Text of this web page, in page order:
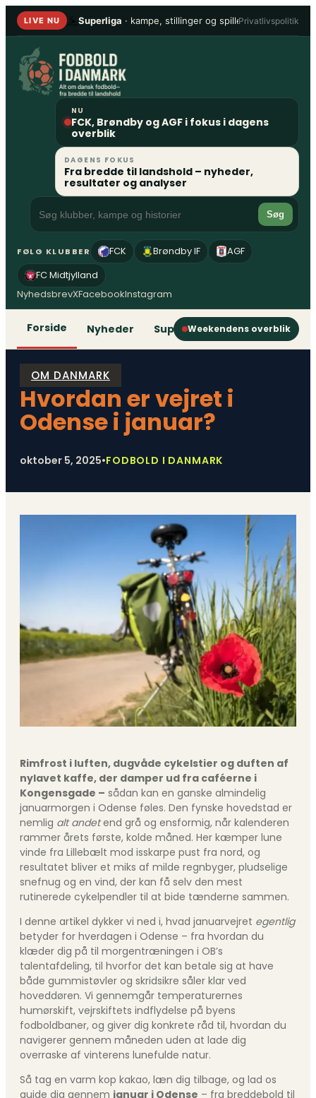
Spring
LIVE NU Superliga · kampe, stillinger og spillere• 1. Division
Privatlivspolitik
NU
FCK, Brøndby og AGF i fokus i dagens
overblik
DAGENS FOKUS
Fra bredde til landshold – nyheder,
resultater og analyser
Søg
FØLG KLUBBER FCK Brøndby IF
AGF
FC Midtjylland
NyhedsbrevXFacebookInstagram
Forside Nyheder Superliga 1. Division 2.
Weekendens overblik
OM DANMARK
Hvordan er vejret i
Odense i januar?
oktober 5, 2025•FODBOLD I DANMARK
Rimfrost i luften, dugvåde cykelstier og duften af
nylavet kaffe, der damper ud fra caféerne i
Kongensgade – sådan kan en ganske almindelig
januarmorgen i Odense føles. Den fynske hovedstad er
nemlig alt andetend grå og ensformig, når kalenderen
rammer årets første, kolde måned. Her kæmper lune
vinde fra Lillebælt mod isskarpe pust fra nord, og
resultatet bliver et miks af milde regnbyger, pludselige
snefnug og en vind, der kan få selv den mest
rutinerede cykelpendler til at bide tænderne sammen.
I denne artikel dykker vi ned i, hvad januarvejret egentlig
betyder for hverdagen i Odense – fra hvordan du
klæder dig på til morgentræningen i OB’s
talentafdeling, til hvorfor det kan betale sig at have
både gummistøvler og skridsikre såler klar ved
hoveddøren. Vi gennemgår temperaturernes
humørskift, vejrskiftets indflydelse på byens
fodboldbaner, og giver dig konkrete råd til, hvordan du
navigerer gennem måneden uden at lade dig
overraske af vinterens lunefulde natur.
Så tag en varm kop kakao, læn dig tilbage, og lad os
guide dig gennem januar i Odense – fra breddebold til